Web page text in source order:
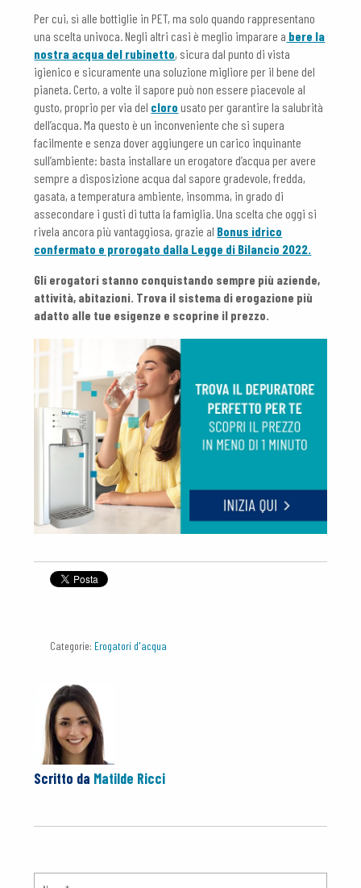
Per cui, sì alle bottiglie in PET, ma solo quando rappresentano
una scelta univoca. Negli altri casi è meglio imparare a bere la
nostra acqua del rubinetto, sicura dal punto di vista
igienico e sicuramente una soluzione migliore per il bene del
pianeta. Certo, a volte il sapore può non essere piacevole al
gusto, proprio per via del cloro usato per garantire la salubrità
dell’acqua. Ma questo è un inconveniente che si supera
facilmente e senza dover aggiungere un carico inquinante
sull’ambiente: basta installare un erogatore d’acqua per avere
sempre a disposizione acqua dal sapore gradevole, fredda,
gasata, a temperatura ambiente, insomma, in grado di
assecondare i gusti di tutta la famiglia. Una scelta che oggi si
rivela ancora più vantaggiosa, grazie al Bonus idrico
confermato e prorogato dalla Legge di Bilancio 2022.
Gli erogatori stanno conquistando sempre più aziende,
attività, abitazioni. Trova il sistema di erogazione più
adatto alle tue esigenze e scoprine il prezzo.
Categorie: Erogatori d'acqua
Scritto da Matilde Ricci